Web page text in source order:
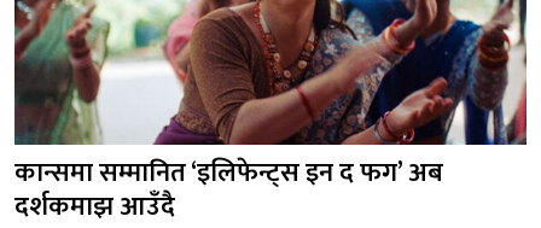
कान्समा सम्मानित ‘इलिफेन्ट्स इन द फग’ अब
दर्शकमाझ आउँदै